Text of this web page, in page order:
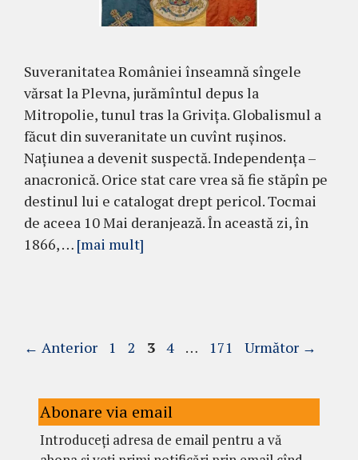
Suveranitatea României înseamnă sîngele
vărsat la Plevna, jurămîntul depus la
Mitropolie, tunul tras la Grivița. Globalismul a
făcut din suveranitate un cuvînt rușinos.
Națiunea a devenit suspectă. Independența –
anacronică. Orice stat care vrea să fie stăpîn pe
destinul lui e catalogat drept pericol. Tocmai
de aceea 10 Mai deranjează. În această zi, în
1866, … [mai mult]
← Anterior Pagina
1 Pagina
2 Pagina
3 Pagina
4 … Pagina
171 Următor →
Abonare via email
Introduceți adresa de email pentru a vă